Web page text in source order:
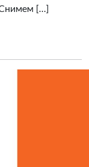
[…]